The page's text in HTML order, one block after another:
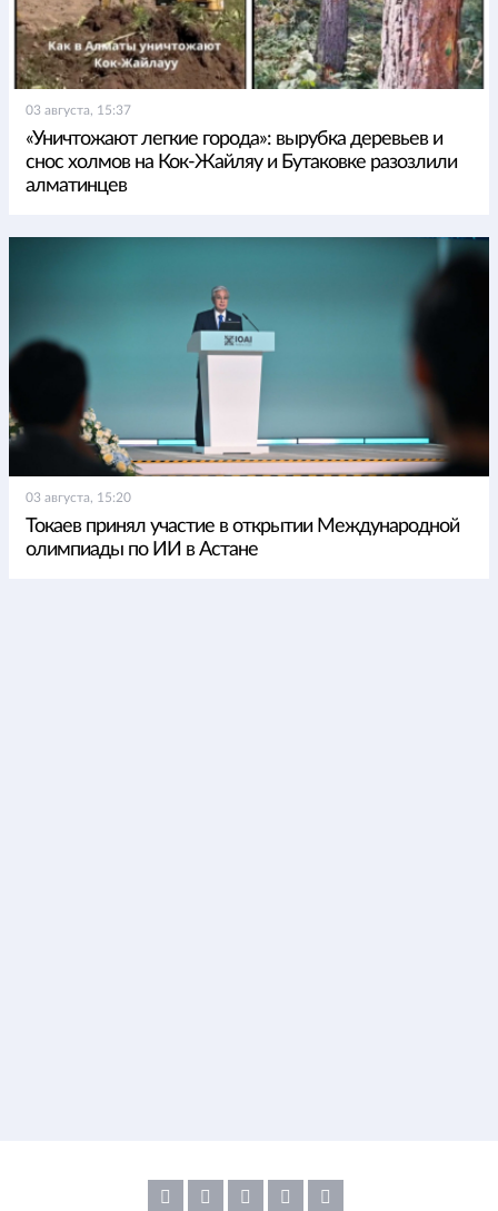
03 августа, 15:37
«Уничтожают легкие города»: вырубка деревьев и
снос холмов на Кок-Жайляу и Бутаковке разозлили
алматинцев
03 августа, 15:20
Токаев принял участие в открытии Международной
олимпиады по ИИ в Астане